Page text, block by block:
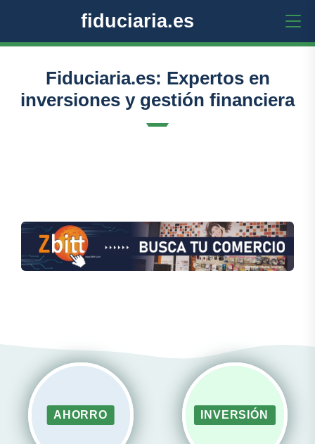
fiduciaria.es
Fiduciaria.es: Expertos en
inversiones y gestión financiera
AHORRO INVERSIÓN